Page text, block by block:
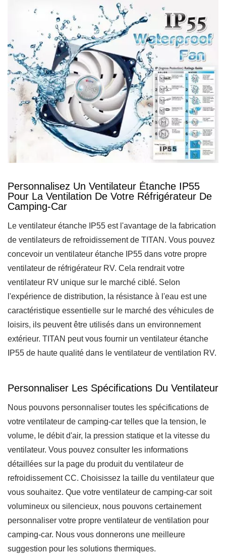
Personnalisez Un Ventilateur Étanche IP55
Pour La Ventilation De Votre Réfrigérateur De
Camping-Car
Le ventilateur étanche IP55 est l'avantage de la fabrication
de ventilateurs de refroidissement de TITAN. Vous pouvez
concevoir un ventilateur étanche IP55 dans votre propre
ventilateur de réfrigérateur RV. Cela rendrait votre
ventilateur RV unique sur le marché ciblé. Selon
l'expérience de distribution, la résistance à l'eau est une
caractéristique essentielle sur le marché des véhicules de
loisirs, ils peuvent être utilisés dans un environnement
extérieur. TITAN peut vous fournir un ventilateur étanche
IP55 de haute qualité dans le ventilateur de ventilation RV.
Personnaliser Les Spécifications Du Ventilateur
Nous pouvons personnaliser toutes les spécifications de
votre ventilateur de camping-car telles que la tension, le
volume, le débit d'air, la pression statique et la vitesse du
ventilateur. Vous pouvez consulter les informations
détaillées sur la page du produit du ventilateur de
refroidissement CC. Choisissez la taille du ventilateur que
vous souhaitez. Que votre ventilateur de camping-car soit
volumineux ou silencieux, nous pouvons certainement
personnaliser votre propre ventilateur de ventilation pour
camping-car. Nous vous donnerons une meilleure
suggestion pour les solutions thermiques.